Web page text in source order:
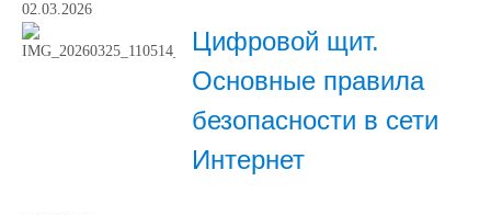
02.03.2026
Цифровой щит.
Основные правила
безопасности в сети
Интернет